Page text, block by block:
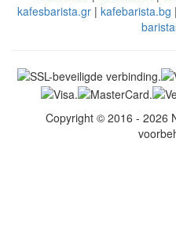
kafesbarista.gr| kafebarista.bg |
Copyright © 2016 - 2026